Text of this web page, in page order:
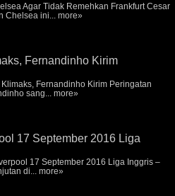
Agar Tidak Remehkan Frankfurt Cesar
Chelsea ini... more»
Fernandinho Kirim
Fernandinho Kirim Peringatan
sang... more»
17 September 2016 Liga
17 September 2016 Liga Inggris –
di... more»